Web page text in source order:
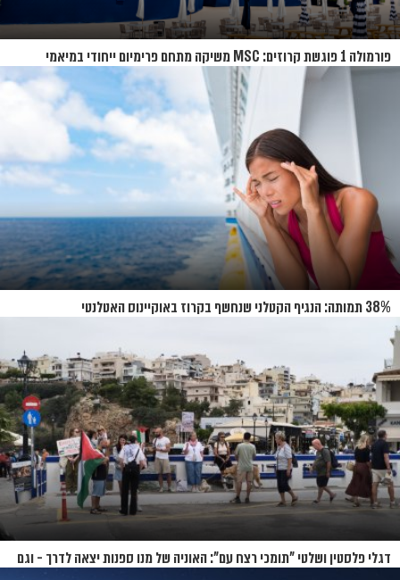
פורמולה 1 פוגשת קרוזים: MSC משיקה מתחם פרימיום ייחודי במיאמי
38% תמותה: הנגיף הקטלני שנחשף בקרוז באוקיינוס האטלנטי
דגלי פלסטין ושלטי "תומכי רצח עם": האוניה של מנו ספנות יצאה לדרך - וגם